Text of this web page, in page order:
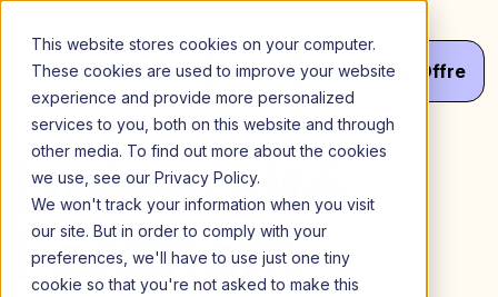
This website stores cookies on your computer.
These cookies are used to improve your website
experience and provide more personalized
services to you, both on this website and through
other media. To find out more about the cookies
we use, see our Privacy Policy.
We won't track your information when you visit
our site. But in order to comply with your
preferences, we'll have to use just one tiny
cookie so that you're not asked to make this
Aller
contenu
Menu
VaVotre Offre
Université
Fordham